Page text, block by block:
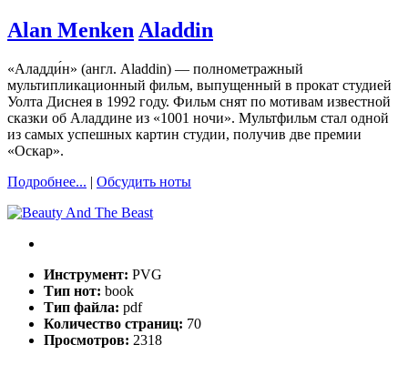
Alan Menken Aladdin
«Аладди́н» (англ. Aladdin) — полнометражный
мультипликационный фильм, выпущенный в прокат студией
Уолта Диснея в 1992 году. Фильм снят по мотивам известной
сказки об Аладдине из «1001 ночи». Мультфильм стал одной
из самых успешных картин студии, получив две премии
«Оскар».
Подробнее... | Обсудить ноты
Инструмент: PVG
Тип нот: book
Тип файла: pdf
Количество страниц: 70
Просмотров: 2318